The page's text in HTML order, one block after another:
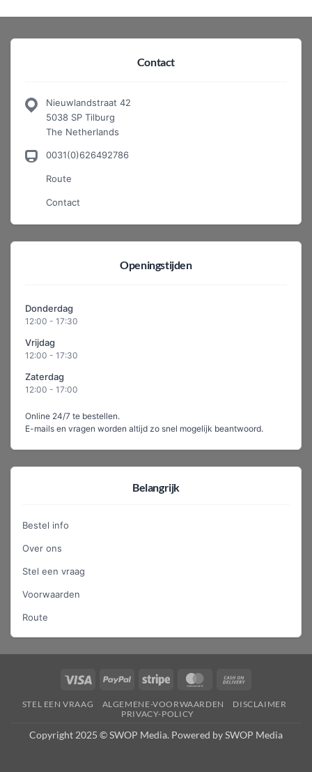
Contact
Nieuwlandstraat 42
5038 SP Tilburg
The Netherlands
0031(0)626492786
Route
Contact
Openingstijden
Donderdag
12:00 - 17:30
Vrijdag
12:00 - 17:30
Zaterdag
12:00 - 17:00
Online 24/7 te bestellen.
E-mails en vragen worden altijd zo snel mogelijk beantwoord.
Belangrijk
Bestel info
Over ons
Stel een vraag
Voorwaarden
Route
Visa PayPal Stripe MasterCard
Delivery
STEL EEN VRAAG ALGEMENE-VOORWAARDEN
DISCLAIMER
PRIVACY-POLICY
Copyright 2025 © SWOP Media. Powered by SWOP Media